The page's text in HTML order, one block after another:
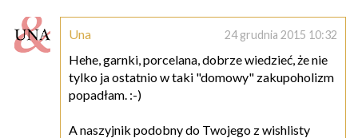
Una 24 grudnia 2015 10:32
Hehe, garnki, porcelana, dobrze wiedzieć, że nie
tylko ja ostatnio w taki "domowy" zakupoholizm
popadłam. :-)
A naszyjnik podobny do Twojego z wishlisty